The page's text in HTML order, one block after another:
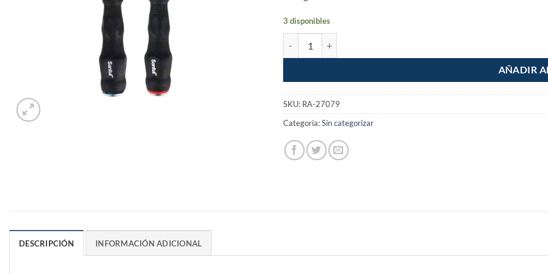
3 disponibles
AÑADIR
SKU: RA-27079
Categoría:Sin categorizar
DESCRIPCIÓN INFORMACIÓN ADICIONAL